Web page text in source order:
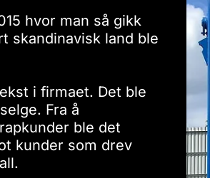
hvor man så gikk
skandinavisk land ble
i firmaet. Det ble
Fra å
ble det
kunder som drev